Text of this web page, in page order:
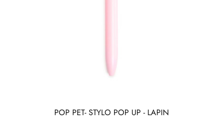
POP PET- STYLO POP UP - LAPIN